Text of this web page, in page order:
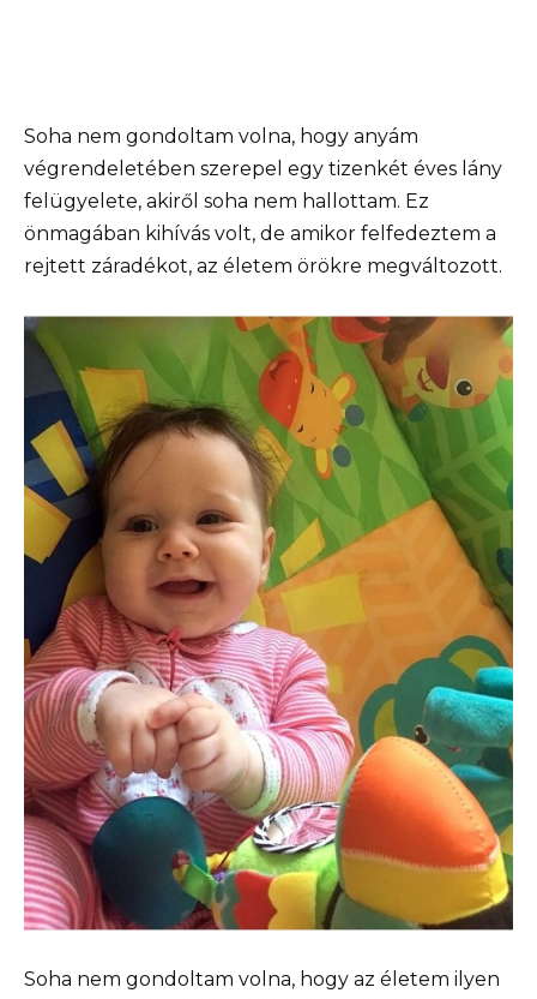
Soha nem gondoltam volna, hogy anyám
végrendeletében szerepel egy tizenkét éves lány
felügyelete, akiről soha nem hallottam. Ez
önmagában kihívás volt, de amikor felfedeztem a
rejtett záradékot, az életem örökre megváltozott.
Soha nem gondoltam volna, hogy az életem ilyen